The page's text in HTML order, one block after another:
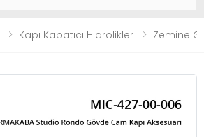
Kapı Kapatıcı Hidrolikler Zemine